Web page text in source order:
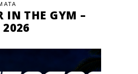
IN THE GYM –
2026